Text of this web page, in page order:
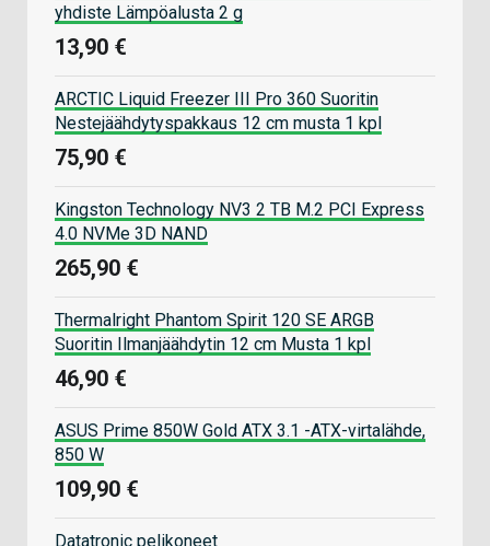
yhdiste Lämpöalusta 2 g
13,90 €
ARCTIC Liquid Freezer III Pro 360 Suoritin
Nestejäähdytyspakkaus 12 cm musta 1 kpl
75,90 €
Kingston Technology NV3 2 TB M.2 PCI Express
4.0 NVMe 3D NAND
265,90 €
Thermalright Phantom Spirit 120 SE ARGB
Suoritin Ilmanjäähdytin 12 cm Musta 1 kpl
46,90 €
ASUS Prime 850W Gold ATX 3.1 -ATX-virtalähde,
850 W
109,90 €
Datatronic pelikoneet